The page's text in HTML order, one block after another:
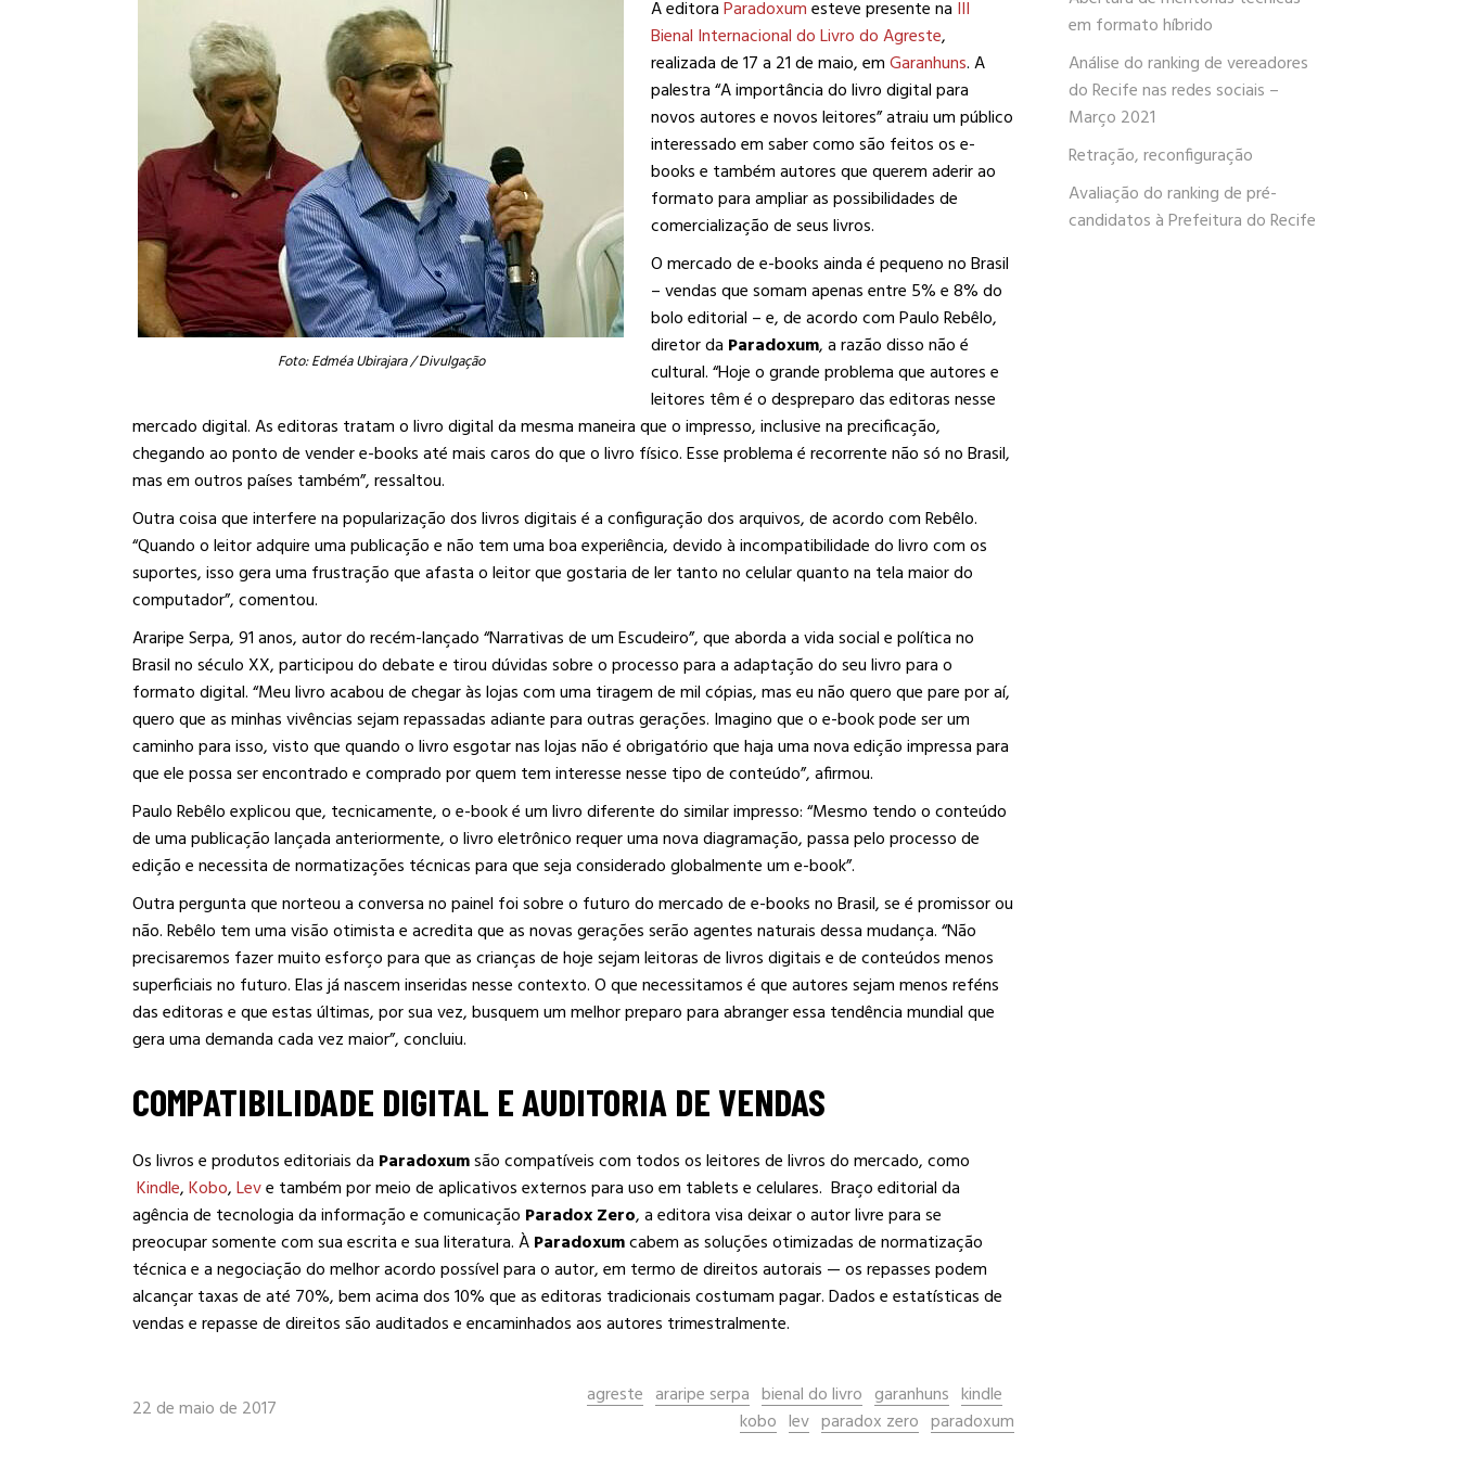
Foto: Edméa Ubirajara / Divulgação
A editoraParadoxumesteve presente na III
Bienal Internacional do Livro do Agreste,
realizada de 17 a 21 de maio, emGaranhuns. A
palestra “A importância do livro digital para
novos autores e novos leitores” atraiu um público
interessado em saber como são feitos os e-
books e também autores que querem aderir ao
formato para ampliar as possibilidades de
comercialização de seus livros.
O mercado de e-books ainda é pequeno no Brasil
– vendas que somam apenas entre 5% e 8% do
bolo editorial – e, de acordo com Paulo Rebêlo,
diretor da Paradoxum, a razão disso não é
cultural. “Hoje o grande problema que autores e
leitores têm é o despreparo das editoras nesse
mercado digital. As editoras tratam o livro digital da mesma maneira que o impresso, inclusive na precificação,
chegando ao ponto de vender e-books até mais caros do que o livro físico. Esse problema é recorrente não só no Brasil,
mas em outros países também”, ressaltou.
Outra coisa que interfere na popularização dos livros digitais é a configuração dos arquivos, de acordo com Rebêlo.
“Quando o leitor adquire uma publicação e não tem uma boa experiência, devido à incompatibilidade do livro com os
suportes, isso gera uma frustração que afasta o leitor que gostaria de ler tanto no celular quanto na tela maior do
computador”, comentou.
Araripe Serpa, 91 anos, autor do recém-lançado “Narrativas de um Escudeiro”, que aborda a vida social e política no
Brasil no século XX, participou do debate e tirou dúvidas sobre o processo para a adaptação do seu livro para o
formato digital. “Meu livro acabou de chegar às lojas com uma tiragem de mil cópias, mas eu não quero que pare por aí,
quero que as minhas vivências sejam repassadas adiante para outras gerações. Imagino que o e-book pode ser um
caminho para isso, visto que quando o livro esgotar nas lojas não é obrigatório que haja uma nova edição impressa para
que ele possa ser encontrado e comprado por quem tem interesse nesse tipo de conteúdo”, afirmou.
Paulo Rebêlo explicou que, tecnicamente, o e-book é um livro diferente do similar impresso: “Mesmo tendo o conteúdo
de uma publicação lançada anteriormente, o livro eletrônico requer uma nova diagramação, passa pelo processo de
edição e necessita de normatizações técnicas para que seja considerado globalmente um e-book”.
Outra pergunta que norteou a conversa no painel foi sobre o futuro do mercado de e-books no Brasil, se é promissor ou
não. Rebêlo tem uma visão otimista e acredita que as novas gerações serão agentes naturais dessa mudança. “Não
precisaremos fazer muito esforço para que as crianças de hoje sejam leitoras de livros digitais e de conteúdos menos
superficiais no futuro. Elas já nascem inseridas nesse contexto. O que necessitamos é que autores sejam menos reféns
das editoras e que estas últimas, por sua vez, busquem um melhor preparo para abranger essa tendência mundial que
gera uma demanda cada vez maior”, concluiu.
COMPATIBILIDADE DIGITAL E AUDITORIA DE VENDAS
Os livros e produtos editoriais da Paradoxumsão compatíveis com todos os leitores de livros do mercado, como
Kindle,Kobo,Leve também por meio de aplicativos externos para uso em tablets e celulares. Braço editorial da
agência de tecnologia da informação e comunicação Paradox Zero, a editora visa deixar o autor livre para se
preocupar somente com sua escrita e sua literatura. ÀParadoxumcabem as soluções otimizadas de normatização
técnica e a negociação do melhor acordo possível para o autor, em termo de direitos autorais — os repasses podem
alcançar taxas de até 70%, bem acima dos 10% que as editoras tradicionais costumam pagar. Dados e estatísticas de
vendas e repasse de direitos são auditados e encaminhados aos autores trimestralmente.
22 de maio de 2017 agreste araripe serpa bienal do livro garanhuns kindle
kobo lev paradox zero paradoxum
em formato híbrido
Análise do ranking de vereadores
do Recife nas redes sociais –
Março 2021
Retração, reconfiguração
Avaliação do ranking de pré-
candidatos à Prefeitura do Recife